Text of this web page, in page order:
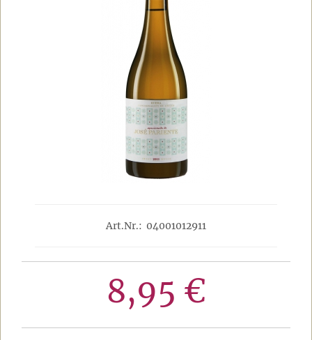
Art.Nr.: 04001012911
8,95 €